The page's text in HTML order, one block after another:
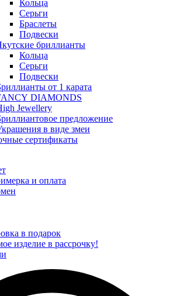
Кольца
Серьги
Браслеты
Подвески
бриллианты
Кольца
Серьги
Подвески
от 1 карата
DIAMONDS
Jewellery
предложение
в виде змеи
сертификаты
и оплата
в подарок
изделие в рассрочку!